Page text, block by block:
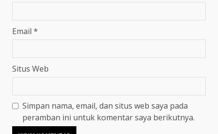
Email *
Situs Web
Simpan nama, email, dan situs web saya pada
peramban ini untuk komentar saya berikutnya.